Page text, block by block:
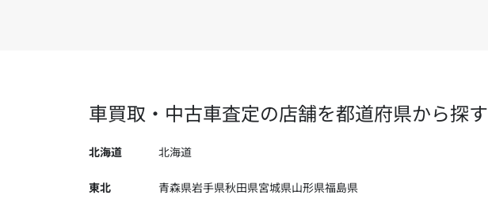
車買取・中古車査定の店舗を都道府県から探す
北海道 北海道
東北 青森県岩手県秋田県宮城県山形県福島県